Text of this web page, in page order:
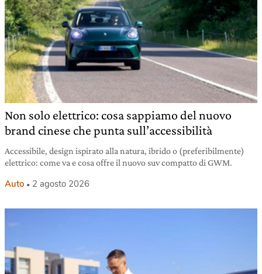
Non solo elettrico: cosa sappiamo del nuovo
brand cinese che punta sull’accessibilità
Accessibile, design ispirato alla natura, ibrido o (preferibilmente)
elettrico: come va e cosa offre il nuovo suv compatto di GWM.
Auto 2 agosto 2026